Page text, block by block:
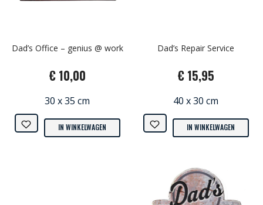
Dad’s Office – genius @ work
€ 10,00
30 x 35 cm
IN WINKELWAGEN
Dad’s Repair Service
€ 15,95
40 x 30 cm
IN WINKELWAGEN